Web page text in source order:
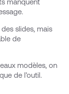
slides, mais
de
modèles, on
de l’outil.